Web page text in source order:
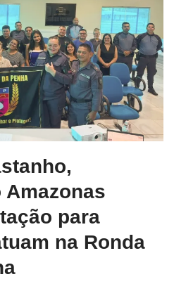
para
na Ronda